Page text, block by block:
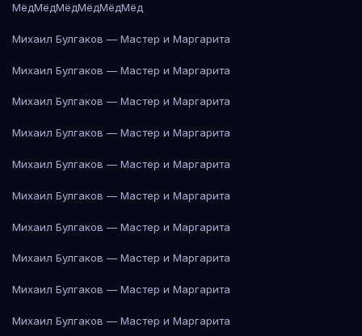
МёдМёдМёдМёдМёдМёд
Михаил Булгаков — Мастер и Маргарита
Михаил Булгаков — Мастер и Маргарита
Михаил Булгаков — Мастер и Маргарита
Михаил Булгаков — Мастер и Маргарита
Михаил Булгаков — Мастер и Маргарита
Михаил Булгаков — Мастер и Маргарита
Михаил Булгаков — Мастер и Маргарита
Михаил Булгаков — Мастер и Маргарита
Михаил Булгаков — Мастер и Маргарита
Михаил Булгаков — Мастер и Маргарита